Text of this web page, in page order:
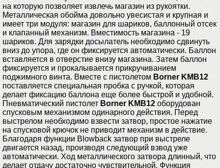
на которую позволяет извлечь магазин из рукоятки.
Металлическая обойма довольно увесистая и крупная и
имеет три модуля: магазин для шариков, баллонный отсек
и клапанный механизм. Вместимость магазина - 19
шариков. Для зарядки досылатель необходимо сдвинуть
вниз до упора, где он фиксируется автоматически. Баллон
вставляется в отверстие внизу магазина. Затем баллон
фиксируется и прокалывается прикручиванием
поджимного винта. Вместе с пистолетом Borner KMB12
поставляется специальная пробка с ручкой, которая
делает фиксацию баллона еще более быстрой и удобной.
Пневматический пистолет Borner KMB12 оборудован
спусковым механизмом одинарного действия. Перед
выстрелом необходимо взвести затвор, простое нажатие
на спусковой крючок не приводит механизм в действие.
Благодаря функции Blowback затвор при выстреле
двигается назад, производя следующий взвод уже
автоматически. Ход металлического затвора длинный, что
делает отдачу достаточно чувствительной. Функция